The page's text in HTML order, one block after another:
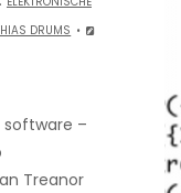
DRUMS
–
Treanor